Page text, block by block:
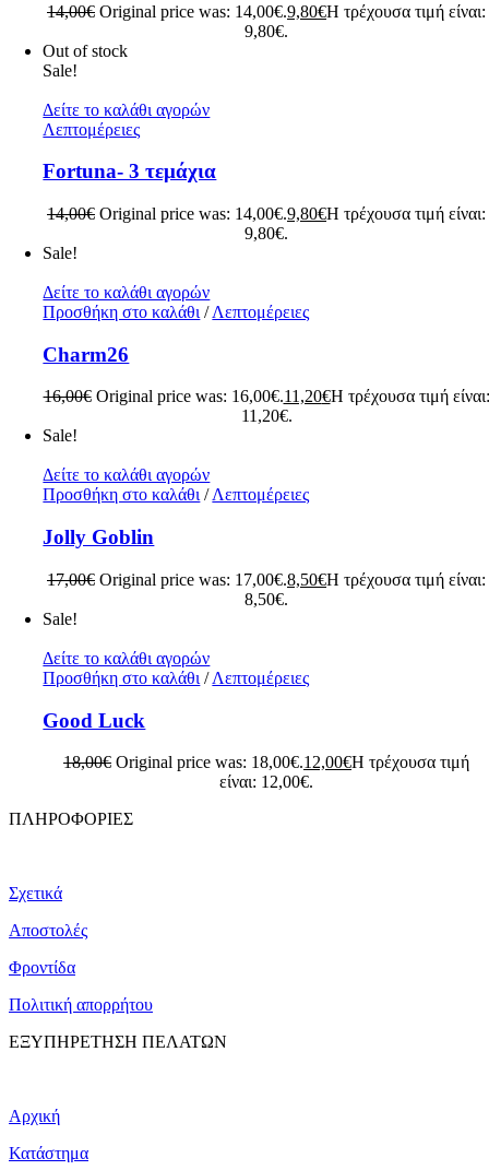
14,00€ Original price was: 14,00€.9,80€Η τρέχουσα τιμή είναι:
9,80€.
Out of stock
Sale!
Δείτε το καλάθι αγορών
Λεπτομέρειες
Fortuna- 3 τεμάχια
14,00€ Original price was: 14,00€.9,80€Η τρέχουσα τιμή είναι:
9,80€.
Sale!
Δείτε το καλάθι αγορών
Προσθήκη στο καλάθι / Λεπτομέρειες
Charm26
16,00€ Original price was: 16,00€.11,20€Η τρέχουσα τιμή είναι:
11,20€.
Sale!
Δείτε το καλάθι αγορών
Προσθήκη στο καλάθι / Λεπτομέρειες
Jolly Goblin
17,00€ Original price was: 17,00€.8,50€Η τρέχουσα τιμή είναι:
8,50€.
Sale!
Δείτε το καλάθι αγορών
Προσθήκη στο καλάθι / Λεπτομέρειες
Good Luck
18,00€ Original price was: 18,00€.12,00€Η τρέχουσα τιμή
είναι: 12,00€.
ΠΛΗΡΟΦΟΡΙΕΣ
Σχετικά
Αποστολές
Φροντίδα
Πολιτική απορρήτου
ΕΞΥΠΗΡΕΤΗΣΗ ΠΕΛΑΤΩΝ
Αρχική
Κατάστημα